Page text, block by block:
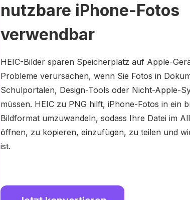
nutzbare iPhone-Fotos
verwendbar
HEIC-Bilder sparen Speicherplatz auf Apple-
Probleme verursachen, wenn Sie Fotos in
Schulportalen, Design-Tools oder Nicht-Apple-
müssen. HEIC zu PNG hilft, iPhone-Fotos in ein
Bildformat umzuwandeln, sodass Ihre Datei im
öffnen, zu kopieren, einzufügen, zu teilen und
ist.